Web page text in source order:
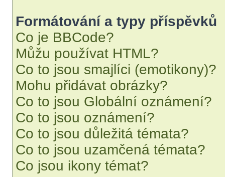
Formátování a typy příspěvků
Co je BBCode?
Můžu používat HTML?
Co to jsou smajlíci (emotikony)?
Mohu přidávat obrázky?
Co to jsou Globální oznámení?
Co to jsou oznámení?
Co to jsou důležitá témata?
Co to jsou uzamčená témata?
Co jsou ikony témat?